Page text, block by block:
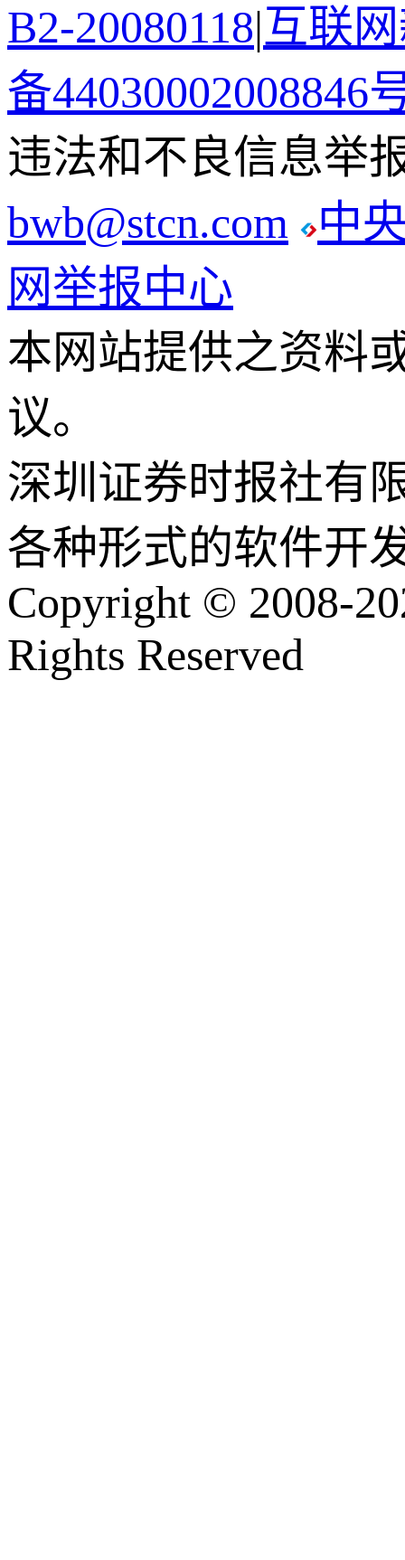
B2-20080118|互联
备44030002008846
违法和不良信息举
bwb@stcn.com
中
网举报中心
本网站提供之资料
议。
深圳证券时报社有
各种形式的软件开
Copyright © 2008-
Rights Reserved